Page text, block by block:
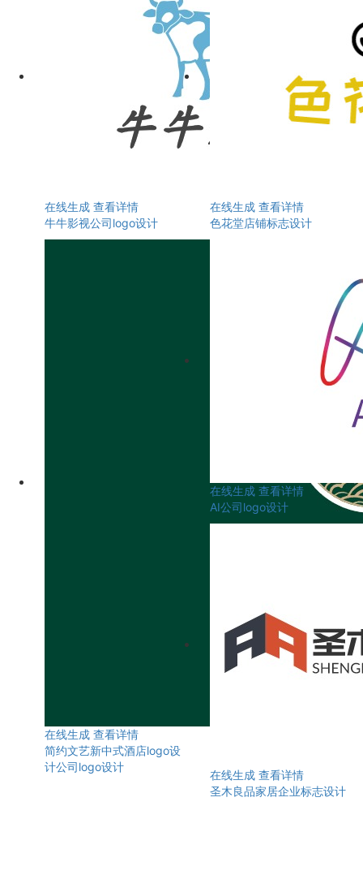
在线生成 查看详情
牛牛影视公司logo设计
在线生成 查看详情
色花堂店铺标志设计
在线生成 查看详情
简约文艺新中式酒店logo设
计公司logo设计
在线生成 查看详情
AI公司logo设计
在线生成 查看详情
圣木良品家居企业标志设计